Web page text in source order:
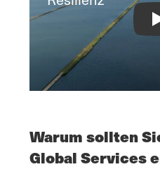
Warum sollten
Global Services